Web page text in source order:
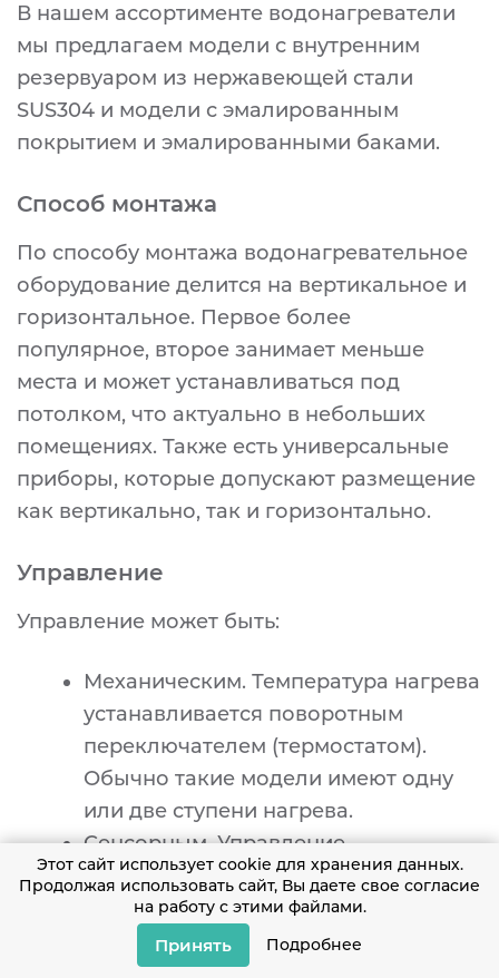
В нашем ассортименте водонагреватели
мы предлагаем модели с внутренним
резервуаром из нержавеющей стали
SUS304 и модели с эмалированным
покрытием и эмалированными баками.
Способ монтажа
По способу монтажа водонагревательное
оборудование делится на вертикальное и
горизонтальное. Первое более
популярное, второе занимает меньше
места и может устанавливаться под
потолком, что актуально в небольших
помещениях. Также есть универсальные
приборы, которые допускают размещение
как вертикально, так и горизонтально.
Управление
Управление может быть:
Механическим. Температура нагрева
устанавливается поворотным
переключателем (термостатом).
Обычно такие модели имеют одну
или две ступени нагрева.
Сенсорным. Управление
осуществляется лёгкими
прикосновениями к дисплею
прибора .Такие приборы обычно
имеют информационные панели
Этот сайт использует cookie для хранения данных.
Продолжая использовать сайт, Вы даете свое согласие
на работу с этими файлами.
Принять Подробнее